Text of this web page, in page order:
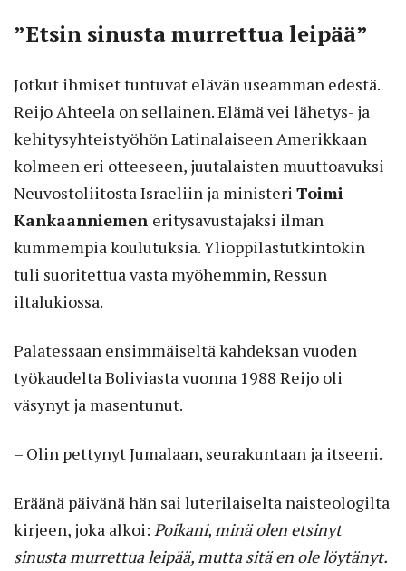
”Etsin sinusta murrettua leipää”
Jotkut ihmiset tuntuvat elävän useamman edestä.
Reijo Ahteela on sellainen. Elämä vei lähetys- ja
kehitysyhteistyöhön Latinalaiseen Amerikkaan
kolmeen eri otteeseen, juutalaisten muuttoavuksi
Neuvostoliitosta Israeliin ja ministeri Toimi
Kankaanniemen eritysavustajaksi ilman
kummempia koulutuksia. Ylioppilastutkintokin
tuli suoritettua vasta myöhemmin, Ressun
iltalukiossa.
Palatessaan ensimmäiseltä kahdeksan vuoden
työkaudelta Boliviasta vuonna 1988 Reijo oli
väsynyt ja masentunut.
– Olin pettynyt Jumalaan, seurakuntaan ja itseeni.
Eräänä päivänä hän sai luterilaiselta naisteologilta
kirjeen, joka alkoi: Poikani, minä olen etsinyt
sinusta murrettua leipää, mutta sitä en ole löytänyt.